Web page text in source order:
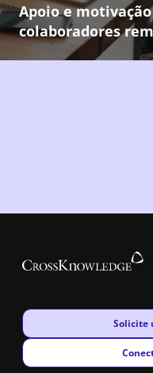
Apoio e
colaboradores
New
Solicite
New